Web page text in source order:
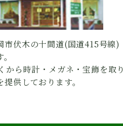
市伏木の十間道(国道415号線)
から時計・メガネ・宝飾を取り
供しております。